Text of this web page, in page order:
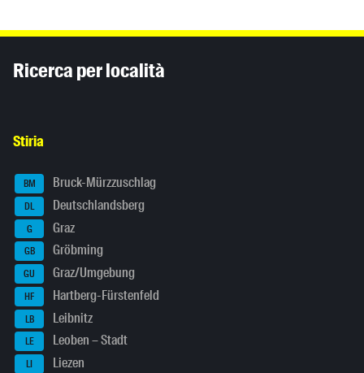
Ricerca per località
Stiria
BM Bruck-Mürzzuschlag
DL Deutschlandsberg
G Graz
GB Gröbming
GU Graz/Umgebung
HF Hartberg-Fürstenfeld
LB Leibnitz
LE Leoben – Stadt
LI Liezen